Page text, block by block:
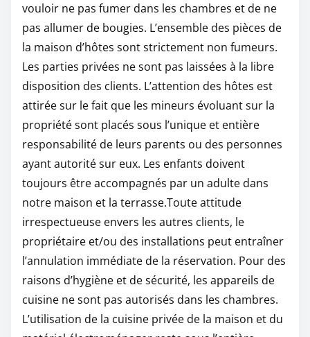
vouloir ne pas fumer dans les chambres et de ne
pas allumer de bougies. L’ensemble des pièces de
la maison d’hôtes sont strictement non fumeurs.
Les parties privées ne sont pas laissées à la libre
disposition des clients. L’attention des hôtes est
attirée sur le fait que les mineurs évoluant sur la
propriété sont placés sous l’unique et entière
responsabilité de leurs parents ou des personnes
ayant autorité sur eux. Les enfants doivent
toujours être accompagnés par un adulte dans
notre maison et la terrasse.Toute attitude
irrespectueuse envers les autres clients, le
propriétaire et/ou des installations peut entraîner
l’annulation immédiate de la réservation. Pour des
raisons d’hygiène et de sécurité, les appareils de
cuisine ne sont pas autorisés dans les chambres.
L’utilisation de la cuisine privée de la maison et du